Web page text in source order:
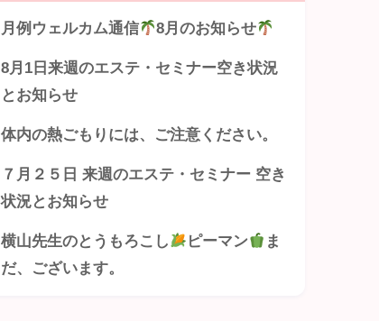
月例ウェルカム通信 8月のお知らせ
8月1日来週のエステ・セミナー空き状況
とお知らせ
体内の熱ごもりには、ご注意ください。
７月２５日 来週のエステ・セミナー 空き
状況とお知らせ
横山先生のとうもろこし ピーマン
ま
だ、ございます。